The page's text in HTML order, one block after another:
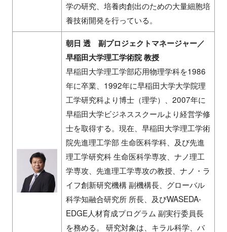
学の研究、培養肉創出のための大量細胞培
養技術開発を行っている。
朝日 透 副プロジェクトマネージャー／
早稲田大学理工学術院 教授
早稲⽥⼤学理⼯学部応⽤物理学科を1986
年に卒業、1992年に早稲⽥⼤学⼤学院理
⼯学研究科より博⼠（理学）、2007年に
早稲⽥⼤学ビジネススクールより経営学修
⼠を取得する。現在、早稲⽥⼤学理⼯学術
院先進理⼯学部 ⽣命医科学科、及び先進
理⼯学研究科 ⽣命医科学専攻、ナノ理⼯
学専攻、先進理⼯学専攻の教授、ナノ・ラ
イフ創新研究機構 副機構⻑、グローバル
科学知融合研究所 所⻑、及びWASEDA-
EDGE人材育成プログラム 副実行委員長
を務める。 研究対象は、キラル科学、バ